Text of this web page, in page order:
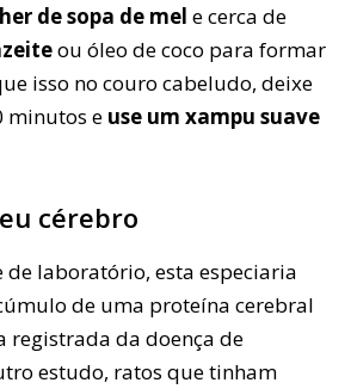
de sopa de mel e cerca de
ou óleo de coco para formar
isso no couro cabeludo, deixe
minutos e use um xampu suave
cérebro
de laboratório, esta especiaria
de uma proteína cerebral
registrada da doença de
estudo, ratos que tinham